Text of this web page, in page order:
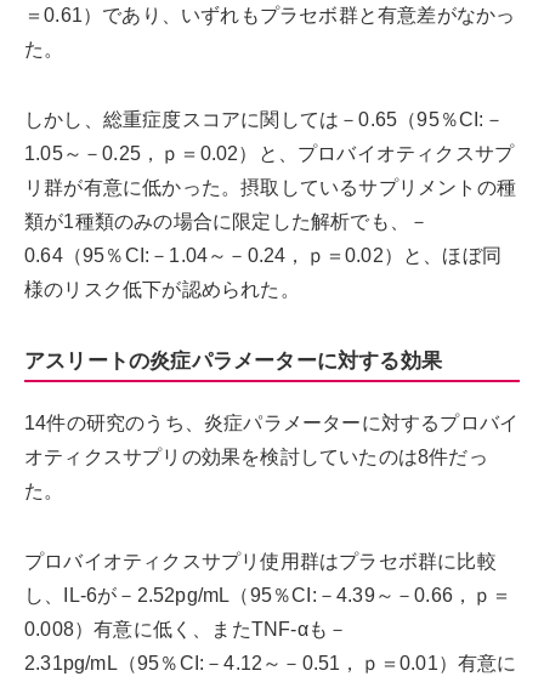
＝0.61）であり、いずれもプラセボ群と有意差がなかっ
た。
しかし、総重症度スコアに関しては－0.65（95％CI:－
1.05～－0.25，ｐ＝0.02）と、プロバイオティクスサプ
リ群が有意に低かった。摂取しているサプリメントの種
類が1種類のみの場合に限定した解析でも、－
0.64（95％CI:－1.04～－0.24，ｐ＝0.02）と、ほぼ同
様のリスク低下が認められた。
アスリートの炎症パラメーターに対する効果
14件の研究のうち、炎症パラメーターに対するプロバイ
オティクスサプリの効果を検討していたのは8件だっ
た。
プロバイオティクスサプリ使用群はプラセボ群に比較
し、IL-6が－2.52pg/mL（95％CI:－4.39～－0.66，ｐ＝
0.008）有意に低く、またTNF-αも－
2.31pg/mL（95％CI:－4.12～－0.51，ｐ＝0.01）有意に